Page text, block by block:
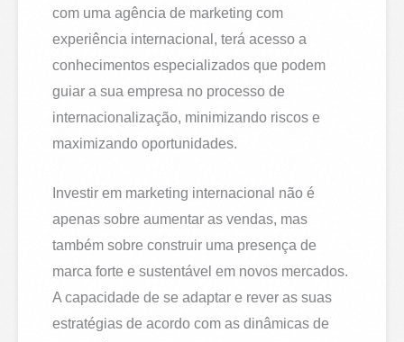
com uma agência de marketing com
experiência internacional, terá acesso a
conhecimentos especializados que podem
guiar a sua empresa no processo de
internacionalização, minimizando riscos e
maximizando oportunidades.
Investir em marketing internacional não é
apenas sobre aumentar as vendas, mas
também sobre construir uma presença de
marca forte e sustentável em novos mercados.
A capacidade de se adaptar e rever as suas
estratégias de acordo com as dinâmicas de